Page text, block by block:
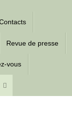
Revue de presse
vous
Rechercher